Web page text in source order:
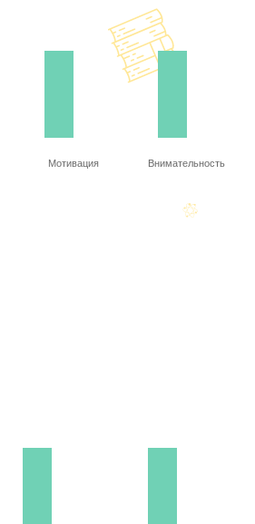
Мотивация Внимательность